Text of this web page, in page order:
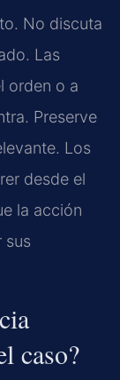
No discuta
Las
orden o a
Preserve
Los
desde el
la acción
sus
caso?